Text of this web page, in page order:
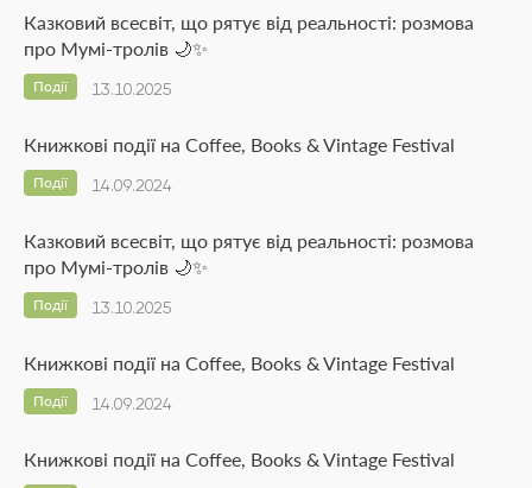
Казковий всесвіт, що рятує від реальності: розмова
про Мумі-тролів 🌙✨
13.10.2025
Події
Книжкові події на Coffee, Books & Vintage Festival
14.09.2024
Події
Казковий всесвіт, що рятує від реальності: розмова
про Мумі-тролів 🌙✨
13.10.2025
Події
Книжкові події на Coffee, Books & Vintage Festival
14.09.2024
Події
Книжкові події на Coffee, Books & Vintage Festival